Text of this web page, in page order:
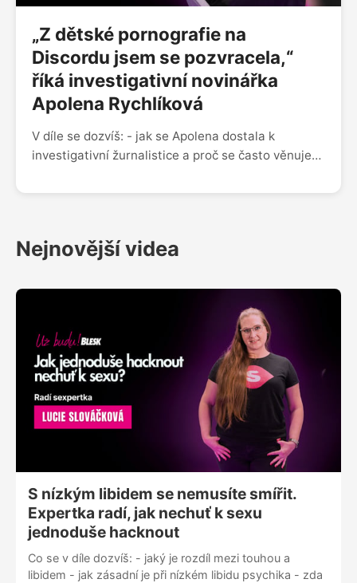
„Z dětské pornografie na
Discordu jsem se pozvracela,“
říká investigativní novinářka
Apolena Rychlíková
V díle se dozvíš: - jak se Apolena dostala k
investigativní žurnalistice a proč se často věnuje
Discord, OnlyFans a dalších pro ni byla přelomová
oběťmi nebo vidět explicitní materiály, které se
tomto prostředí posunuly hranice - jak a proč se
Instagramu @uzbudupodcast Facebooku Už budu!
nebo nám napiš na blue.zorya@gmail.com
Nejnovější videa
S nízkým libidem se nemusíte smířit.
Expertka radí, jak nechuť k sexu
jednoduše hacknout
Co se v díle dozvíš: - jaký je rozdíl mezi touhou a
libidem - jak zásadní je při nízkém libidu psychika - zda